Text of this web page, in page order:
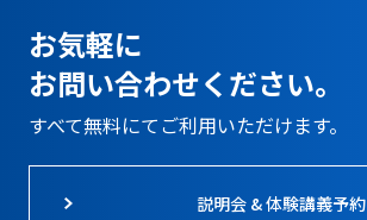
お気軽に
お問い合わせください。
すべて無料にてご利用いただけます。
説明会 & 体験講義予約